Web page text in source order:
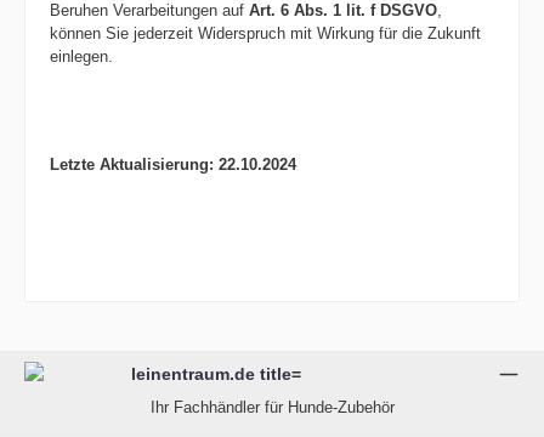
Beruhen Verarbeitungen auf Art. 6 Abs. 1 lit. f DSGVO,
können Sie jederzeit Widerspruch mit Wirkung für die Zukunft
einlegen.
Letzte Aktualisierung: 22.10.2024
Ihr Fachhändler für Hunde-Zubehör